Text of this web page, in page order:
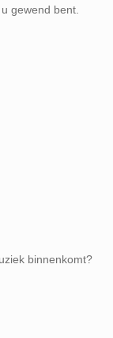
gewend bent.
binnenkomt?